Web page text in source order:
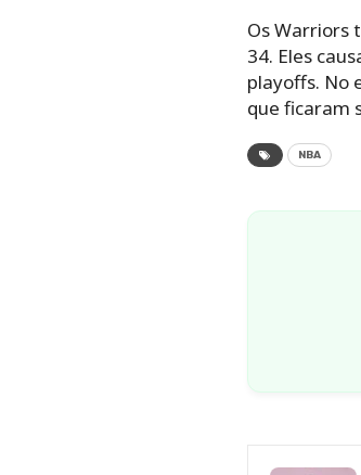
Os Warriors
34. Eles
playoffs. No
que ficaram
NBA